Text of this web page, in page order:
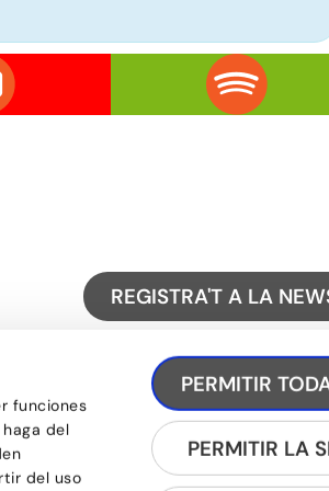
funciones
del
del uso
PERMITIR
PERMITIR LA
REGISTRA'T A LA